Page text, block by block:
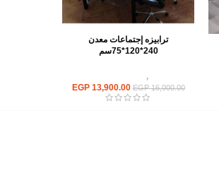
ترابيزه إجتماعات معدن
240*120*75سم
ترابيزات,
EGP16,000.00
EGP13,900.00